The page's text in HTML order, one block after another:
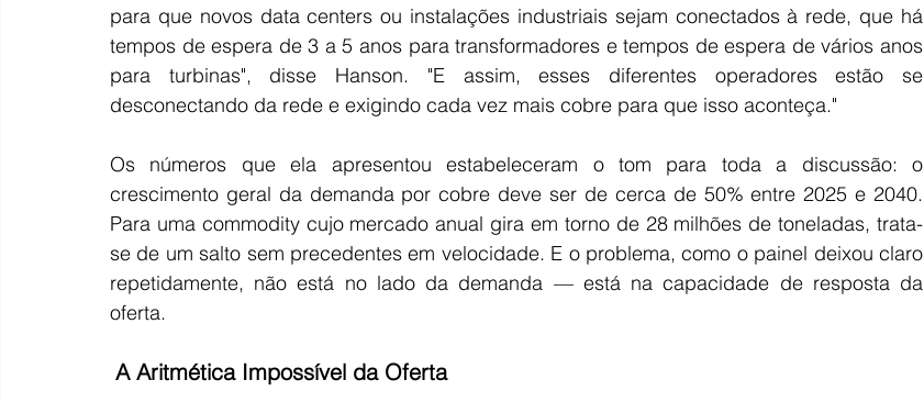
para que novos data centers ou instalações industriais sejam conectados à rede, que há
tempos de espera de 3 a 5 anos para transformadores e tempos de espera de vários anos
para turbinas", disse Hanson. "E assim, esses diferentes operadores estão se
desconectando da rede e exigindo cada vez mais cobre para que isso aconteça."
Os números que ela apresentou estabeleceram o tom para toda a discussão: o
crescimento geral da demanda por cobre deve ser de cerca de 50% entre 2025 e 2040.
Para uma commodity cujo mercado anual gira em torno de 28 milhões de toneladas, trata-
se de um salto sem precedentes em velocidade. E o problema, como o painel deixou claro
repetidamente, não está no lado da demanda — está na capacidade de resposta da
oferta.
A Aritmética Impossível da Oferta